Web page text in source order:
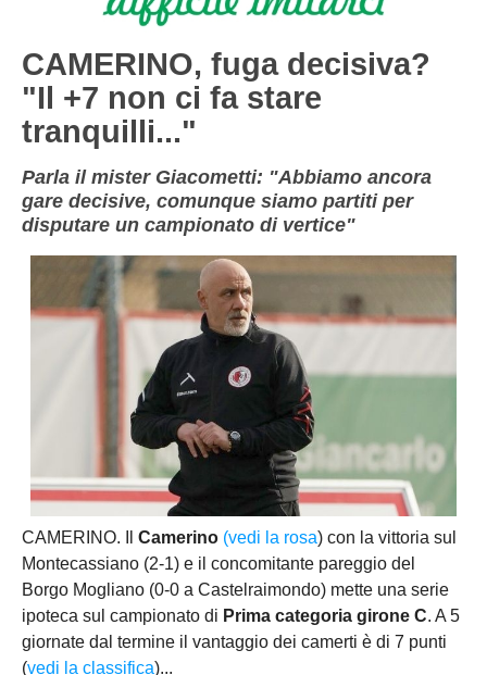
CAMERINO, fuga decisiva?
"Il +7 non ci fa stare
tranquilli..."
Parla il mister Giacometti: "Abbiamo ancora
gare decisive, comunque siamo partiti per
disputare un campionato di vertice"
CAMERINO. Il Camerino (vedi la rosa) con la vittoria sul
Montecassiano (2-1) e il concomitante pareggio del
Borgo Mogliano (0-0 a Castelraimondo) mette una serie
ipoteca sul campionato di Prima categoria girone C. A 5
giornate dal termine il vantaggio dei camerti è di 7 punti
(vedi la classifica)...